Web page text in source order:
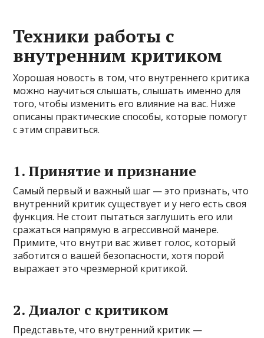
Техники работы с
внутренним критиком
Хорошая новость в том, что внутреннего критика
можно научиться слышать, слышать именно для
того, чтобы изменить его влияние на вас. Ниже
описаны практические способы, которые помогут
с этим справиться.
1. Принятие и признание
Самый первый и важный шаг — это признать, что
внутренний критик существует и у него есть своя
функция. Не стоит пытаться заглушить его или
сражаться напрямую в агрессивной манере.
Примите, что внутри вас живет голос, который
заботится о вашей безопасности, хотя порой
выражает это чрезмерной критикой.
2. Диалог с критиком
Представьте, что внутренний критик —